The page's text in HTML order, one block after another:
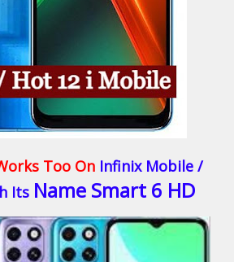
/ And
Too OnInfinix Mobile
Its Name Smart 6 HD .